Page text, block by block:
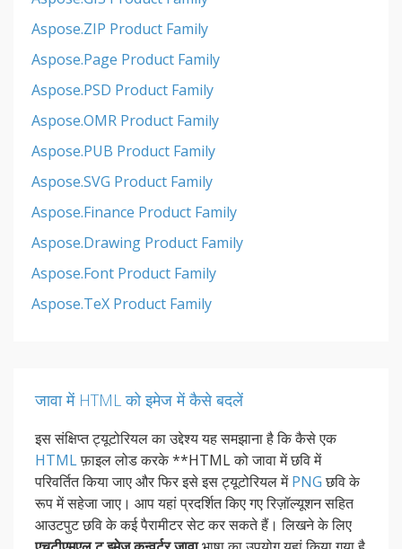
Aspose.ZIP Product Family
Aspose.Page Product Family
Aspose.PSD Product Family
Aspose.OMR Product Family
Aspose.PUB Product Family
Aspose.SVG Product Family
Aspose.Finance Product Family
Aspose.Drawing Product Family
Aspose.Font Product Family
Aspose.TeX Product Family
जावा में HTML को इमेज में कैसे बदलें
इस संक्षिप्त ट्यूटोरियल का उद्देश्य यह समझाना है कि कैसे एक
HTMLफ़ाइल लोड करके **HTML को जावा में छवि में
परिवर्तित किया जाए और फिर इसे इस ट्यूटोरियल मेंPNGछवि के
रूप में सहेजा जाए। आप यहां प्रदर्शित किए गए रिज़ॉल्यूशन सहित
आउटपुट छवि के कई पैरामीटर सेट कर सकते हैं। लिखने के लिए